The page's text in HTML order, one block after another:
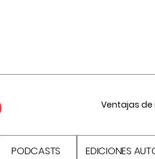
Ventajas
PODCASTS EDICIONES